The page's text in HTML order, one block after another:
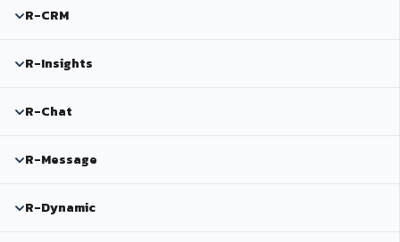
R-CRM
R-Insights
R-Chat
R-Message
R-Dynamic